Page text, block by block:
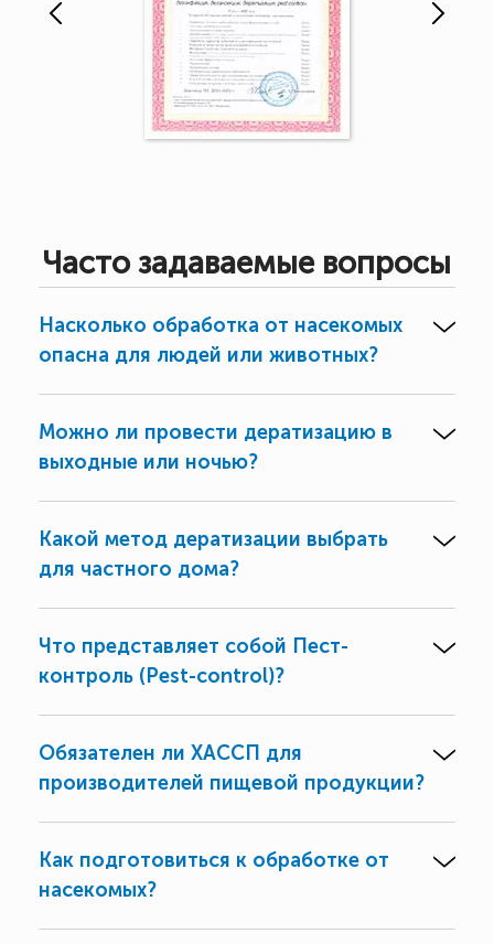
Часто задаваемые вопросы
Насколько обработка от насекомых
опасна для людей или животных?
Можно ли провести дератизацию в
выходные или ночью?
Какой метод дератизации выбрать
для частного дома?
Что представляет собой Пест-
контроль (Pest-control)?
Обязателен ли ХАССП для
производителей пищевой продукции?
Как подготовиться к обработке от
насекомых?